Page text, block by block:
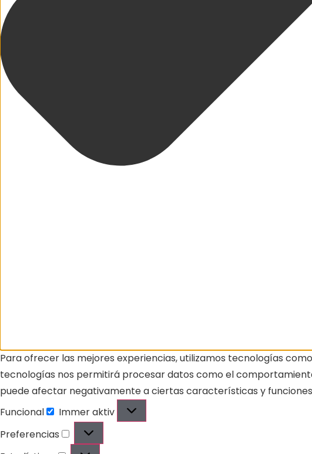
Para ofrecer las mejores experiencias, utilizamos tecnologías
tecnologías nos permitirá procesar datos como el
puede afectar negativamente a ciertas características y
Funcional
Immer aktiv
Preferencias